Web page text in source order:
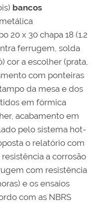
bancos
20 x 30 chapa 18 (1.2
ferrugem, solda
cor a escolher (prata,
com ponteiras
da mesa e dos
em fórmica
acabamento em
pelo sistema hot-
o relatório com
a corrosão
com resistência
e os ensaios
com as NBRS